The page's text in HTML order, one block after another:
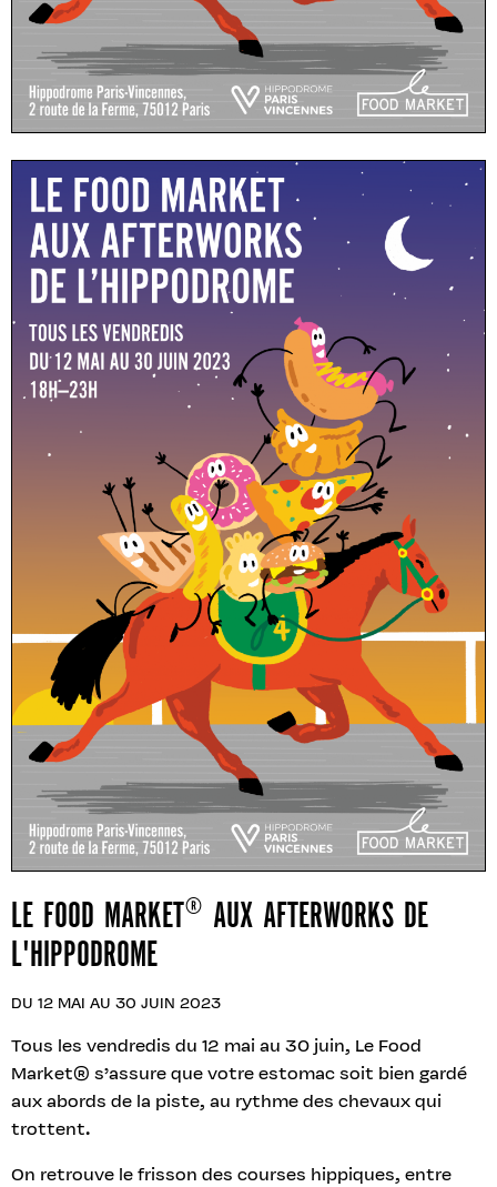
LE FOOD MARKET® AUX AFTERWORKS DE
L'HIPPODROME
DU 12 MAI AU 30 JUIN 2023
Tous les vendredis du 12 mai au 30 juin, Le Food
Market® s’assure que votre estomac soit bien gardé
aux abords de la piste, au rythme des chevaux qui
trottent.
On retrouve le frisson des courses hippiques, entre